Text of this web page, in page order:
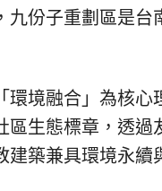
九份子重劃區是
境融合」為核心
區生態標章，透過
築兼具環境永續